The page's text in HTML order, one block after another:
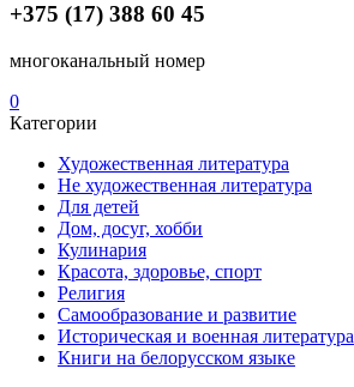
+375 (17) 388 60 45
многоканальный номер
0
Категории
Художественная литература
Не художественная литература
Для детей
Дом, досуг, хобби
Кулинария
Красота, здоровье, спорт
Религия
Самообразование и развитие
Историческая и военная литература
Книги на белорусском языке